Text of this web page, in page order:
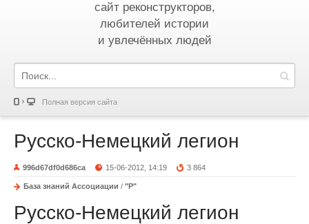
сайт реконструкторов,
любителей истории
и увлечённых людей
Полная версия сайта
Русско-Немецкий легион
996d67df0d686ca 15-06-2012, 14:19 3 864
База знаний Ассоциации / "Р"
Русско-Немецкий легион